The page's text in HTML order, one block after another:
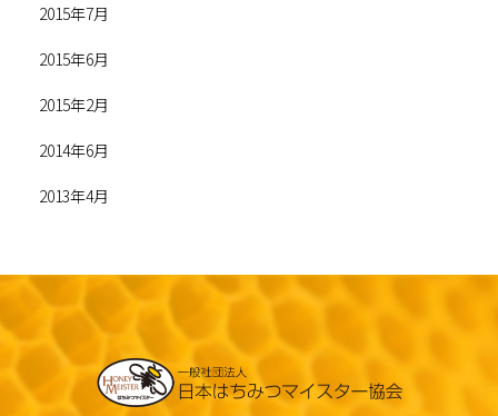
2015年7月
2015年6月
2015年2月
2014年6月
2013年4月